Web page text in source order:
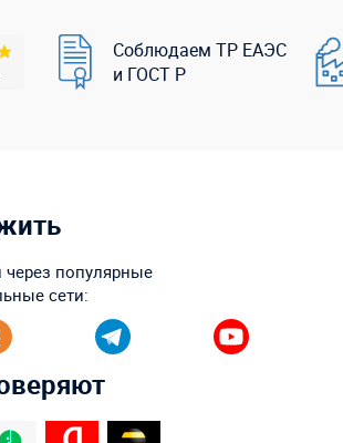
Соблюдаем ТР ЕАЭС
и ГОСТ Р
популярные
сети: